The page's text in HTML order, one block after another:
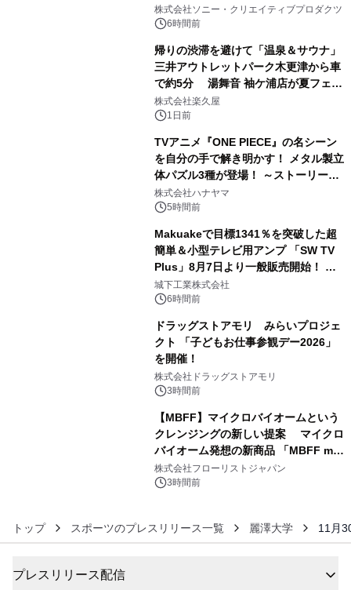
ラボレーション サウナイキタイコラ
ボグッズも発売決定！
株式会社ソニー・クリエイティブプロダクツ
6時間前
帰りの渋滞を避けて「温泉＆サウナ」
三井アウトレットパーク木更津から車
で約5分 湯舞音 袖ケ浦店が夏フェア
メニューを提供
株式会社楽久屋
1日前
TVアニメ『ONE PIECE』の名シーン
を自分の手で解き明かす！ メタル製立
体パズル3種が登場！ ～ストーリーと
ギミックが融合した 大人の体験型パズ
ルが8月7日(金)12時より先行予約受付
株式会社ハナヤマ
5時間前
Makuakeで目標1341％を突破した超
簡単＆小型テレビ用アンプ 「SW TV
Plus」8月7日より一般販売開始！ ケ
ーブル1本つなぐだけ、テレビの音が
ぐっと豊かに
城下工業株式会社
6時間前
ドラッグストアモリ みらいプロジェ
クト 「子どもお仕事参観デー2026」
を開催！
株式会社ドラッグストアモリ
3時間前
【MBFF】マイクロバイオームという
クレンジングの新しい提案 マイクロ
バイオーム発想の新商品 「MBFF mb
クレンジングPRO」を2026年8月6日
発売
株式会社フローリストジャパン
3時間前
トップ スポーツのプレスリリース一覧 麗澤大学 11月
プレスリリース配信